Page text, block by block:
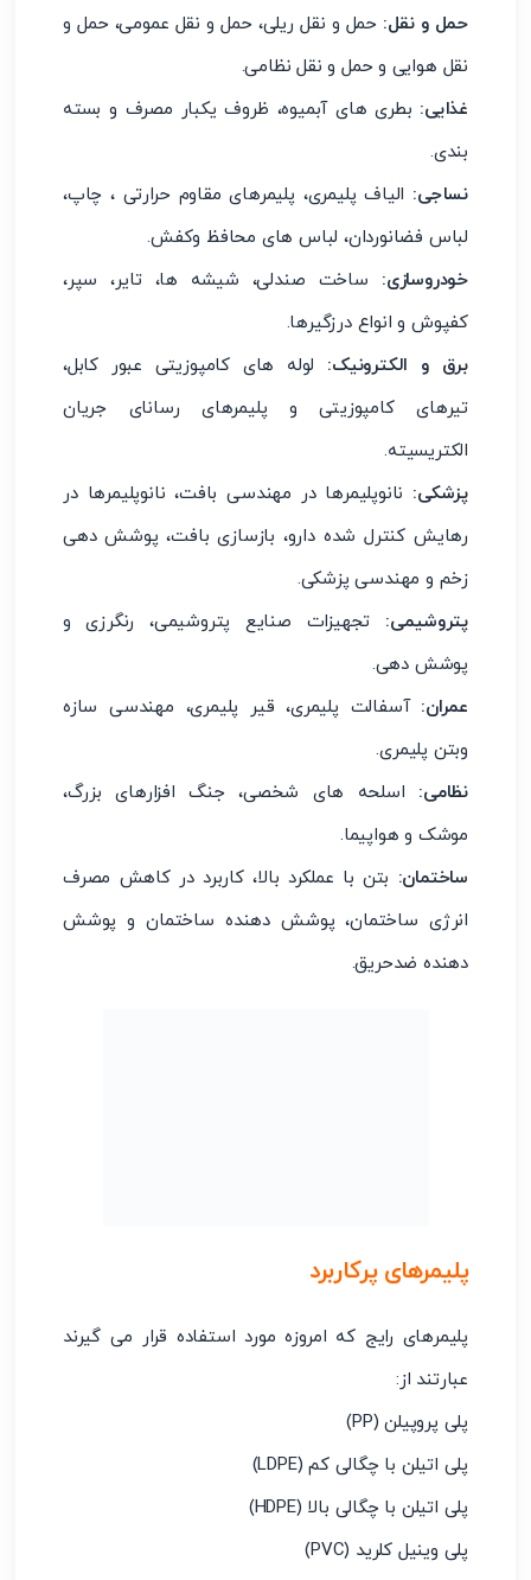
حمل و نقل: حمل و نقل ریلی، حمل و نقل عمومی، حمل و
نقل هوایی و حمل و نقل نظامی.
غذایی: بطری های آبمیوه، ظروف یکبار مصرف و بسته
بندی.
نساجی: الیاف پلیمری، پلیمرهای مقاوم حرارتی ، چاپ،
لباس فضانوردان، لباس های محافظ وکفش.
خودروسازی: ساخت صندلی، شیشه ها، تایر، سپر،
کفپوش و انواع درزگیرها.
برق و الکترونیک: لوله های کامپوزیتی عبور کابل،
تیرهای کامپوزیتی و پلیمرهای رسانای جریان
الکتریسیته.
پزشکی: نانوپلیمرها در مهندسی بافت، نانوپلیمرها در
رهایش کنترل شده دارو، بازسازی بافت، پوشش دهی
زخم و مهندسی پزشکی.
پتروشیمی: تجهیزات صنایع پتروشیمی، رنگرزی و
پوشش دهی.
عمران: آسفالت پلیمری، قیر پلیمری، مهندسی سازه
وبتن پلیمری.
نظامی: اسلحه های شخصی، جنگ افزارهای بزرگ،
موشک و هواپیما.
ساختمان: بتن با عملکرد بالا، کاربرد در کاهش مصرف
انرژی ساختمان، پوشش دهنده ساختمان و پوشش
دهنده ضدحریق.
پلیمرهای پرکاربرد
پلیمرهای رایج که امروزه مورد استفاده قرار می گیرند
عبارتند از:
پلی پروپیلن (PP)
پلی اتیلن با چگالی کم (LDPE)
پلی اتیلن با چگالی بالا (HDPE)
پلی وینیل کلرید (PVC)